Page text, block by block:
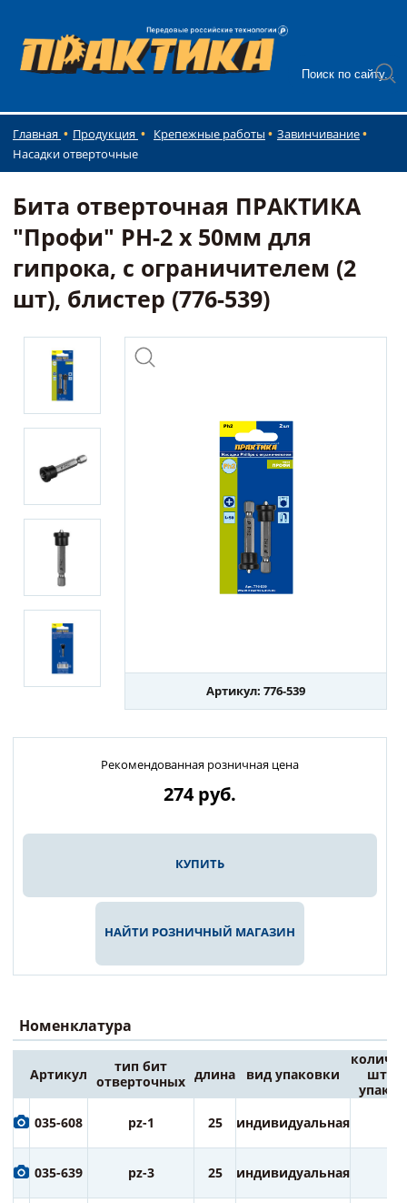
Главная Продукция Крепежные работы
Завинчивание
Насадки отверточные
Бита отверточная ПРАКТИКА
"Профи" PH-2 х 50мм для
гипрока, с ограничителем (2
шт), блистер (776-539)
Артикул: 776-539
Рекомендованная розничная цена
274руб.
КУПИТЬ
НАЙТИ РОЗНИЧНЫЙ МАГАЗИН
Номенклатура
Артикул
тип бит
отверточных длина вид упаковки
штук
035-608
pz-1 25 индивидуальная
035-639 pz-3 25 индивидуальная